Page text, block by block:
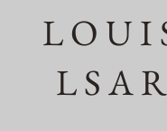
L O U I
L S A